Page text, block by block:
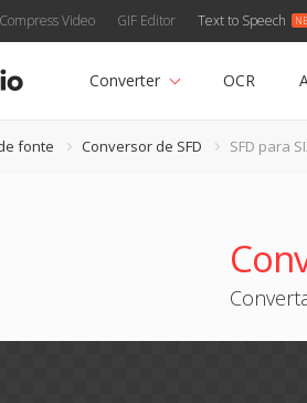
Compress Video GIF Editor Text to Speech
Converter OCR
fonte Conversor de SFD SFD para